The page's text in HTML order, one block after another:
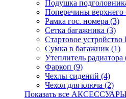
Подушка
Поперечины верхнего
Рамка гос. номера (3)
Сетка багажника (3)
Стартовое
Сумка в багажник (1)
Утеплитель радиатора
Фаркоп (9)
Чехлы сидений (4)
Чехол для ключа (2)
Показать все